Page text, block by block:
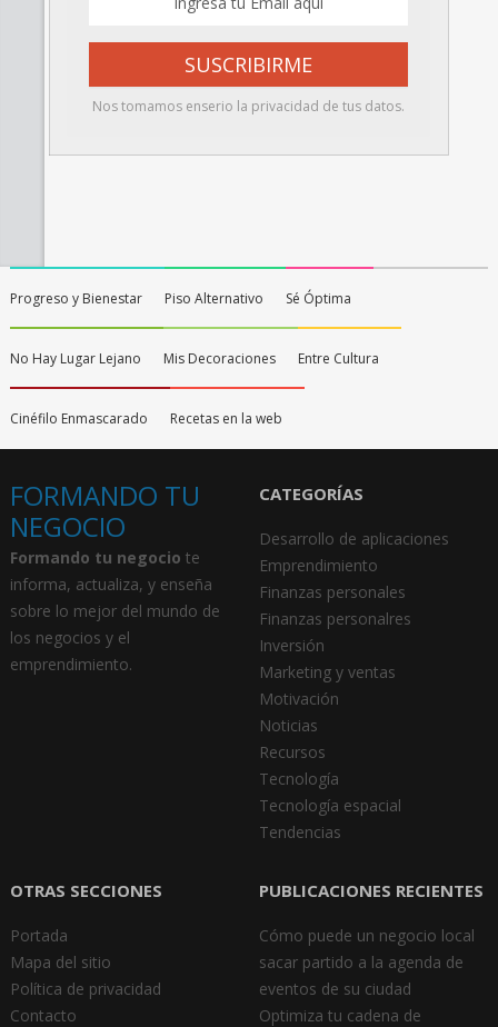
Nos tomamos enserio la privacidad de tus datos.
Progreso y Bienestar Piso Alternativo Sé Óptima
No Hay Lugar Lejano Mis Decoraciones Entre Cultura
Cinéfilo Enmascarado Recetas en la web
FORMANDO TU
NEGOCIO
Formando tu negocio te
informa, actualiza, y enseña
sobre lo mejor del mundo de
los negocios y el
emprendimiento.
CATEGORÍAS
Desarrollo de aplicaciones
Emprendimiento
Finanzas personales
Finanzas personalres
Inversión
Marketing y ventas
Motivación
Noticias
Recursos
Tecnología
Tecnología espacial
Tendencias
OTRAS SECCIONES
Portada
Mapa del sitio
Política de privacidad
Contacto
PUBLICACIONES RECIENTES
Cómo puede un negocio local
sacar partido a la agenda de
eventos de su ciudad
Optimiza tu cadena de